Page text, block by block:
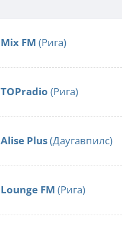
Mix FM (Рига)
TOPradio (Рига)
Alise Plus(Даугавпилс)
Lounge FM (Рига)